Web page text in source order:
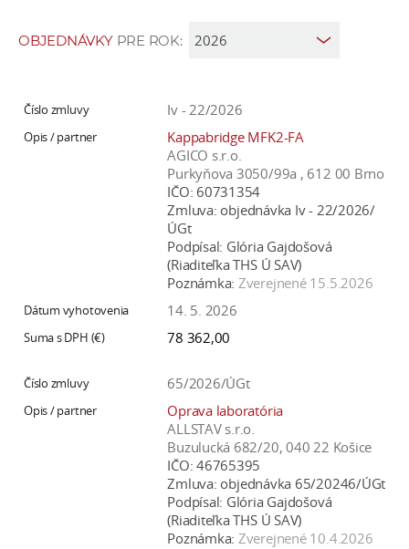
a
h
r
k
c
S
OBJEDNÁVKYPRE ROK:
Iv - 22/2026
Kappabridge MFK2-FA
AGICO s.r.o.
Purkyňova 3050/99a , 612 00 Brno
IČO: 60731354
Zmluva: objednávka Iv - 22/2026/
ÚGt
Podpísal: Glória Gajdošová
(Riaditeľka THS Ú SAV)
Poznámka: Zverejnené 15.5.2026
14. 5. 2026
78 362,00
65/2026/ÚGt
Oprava laboratória
ALLSTAV s.r.o.
Buzulucká 682/20, 040 22 Košice
IČO: 46765395
Zmluva: objednávka 65/20246/ÚGt
Podpísal: Glória Gajdošová
(Riaditeľka THS Ú SAV)
Poznámka: Zverejnené 10.4.2026